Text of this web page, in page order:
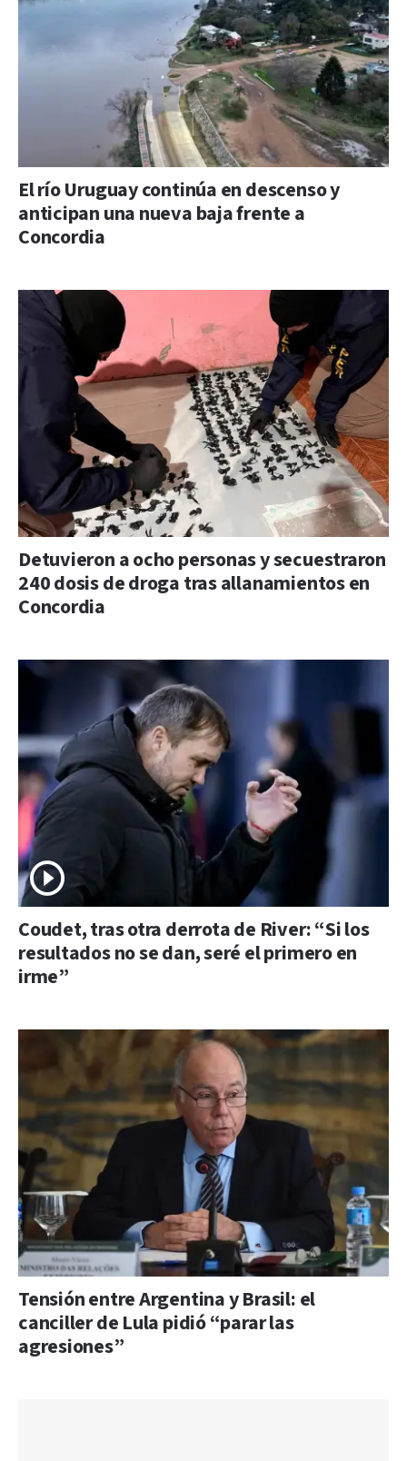
El río Uruguay continúa en descenso y
anticipan una nueva baja frente a
Concordia
Detuvieron a ocho personas y secuestraron
240 dosis de droga tras allanamientos en
Concordia
Coudet, tras otra derrota de River: “Si los
resultados no se dan, seré el primero en
irme”
Tensión entre Argentina y Brasil: el
canciller de Lula pidió “parar las
agresiones”